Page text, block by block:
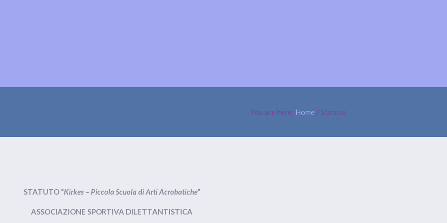
You are here: Home /Statuto
STATUTO “Kirkes – Piccola Scuola di Arti Acrobatiche”
ASSOCIAZIONE SPORTIVA DILETTANTISTICA